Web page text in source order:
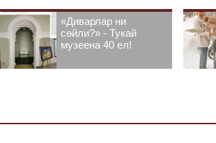
«Диварлар ни
сөйли?» - Тукай
музеена 40 ел!